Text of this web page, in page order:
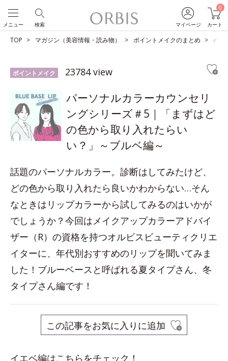
マイページ
0
カート
検索
メニュー
TOP マガジン（美容情報・読み物） ポイントメイクのまとめ パー
ポイントメイク 23784 view
パーソナルカラーカウンセリ
ングシリーズ＃5｜「まずはど
の色から取り入れたらい
い？」～ブルベ編～
話題のパーソナルカラー。診断はしてみたけど、
どの色から取り入れたら良いかわからない…そん
なときはリップカラーから試してみるのはいかが
でしょうか？今回はメイクアップカラーアドバイ
ザー（R）の資格を持つオルビスビューティクリエ
イターに、年代別おすすめのリップを聞いてみま
した！ブルーベースと呼ばれる夏タイプさん、冬
タイプさん編です！
この記事をお気に入りに追加
イエベ編はこちら をチェック！